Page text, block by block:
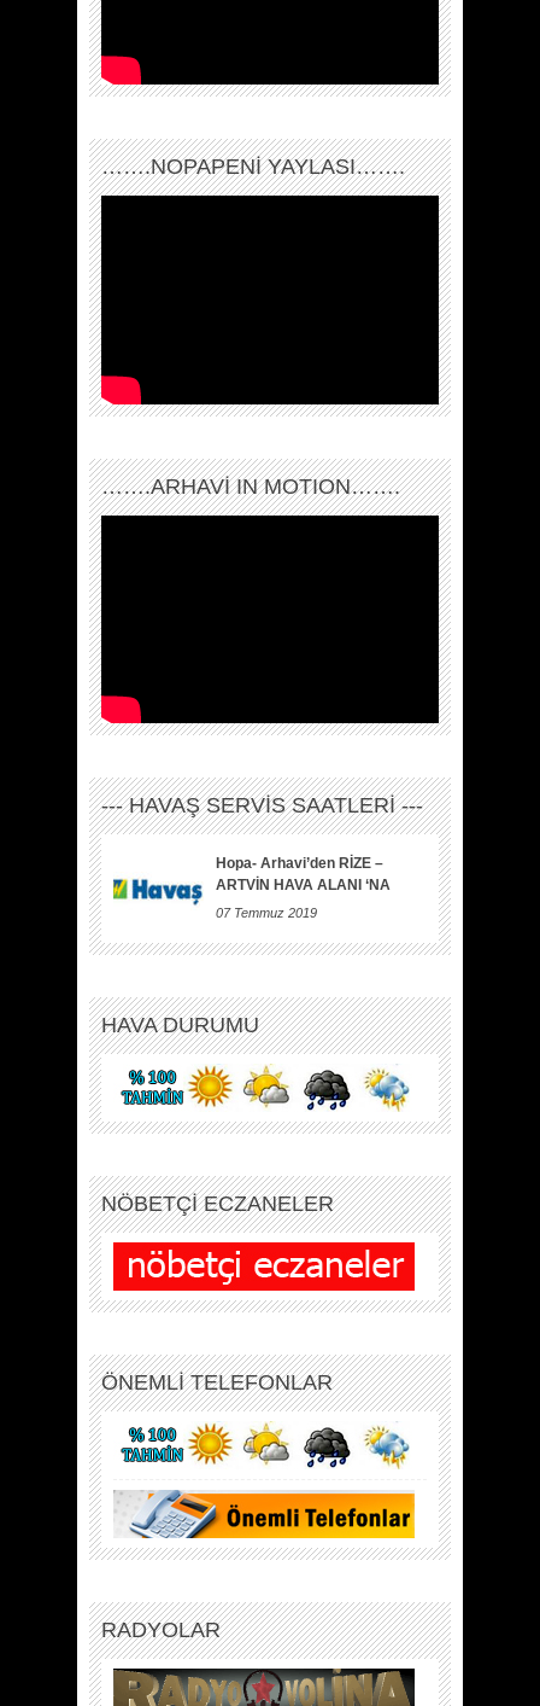
…….NOPAPENİ YAYLASI…….
…….ARHAVI IN MOTION…….
--- HAVAŞ SERVİS SAATLERİ ---
Hopa- Arhavi’den RİZE –
ARTVİN HAVA ALANI ‘NA
07 Temmuz 2019
HAVA DURUMU
NÖBETÇİ ECZANELER
ÖNEMLİ TELEFONLAR
RADYOLAR